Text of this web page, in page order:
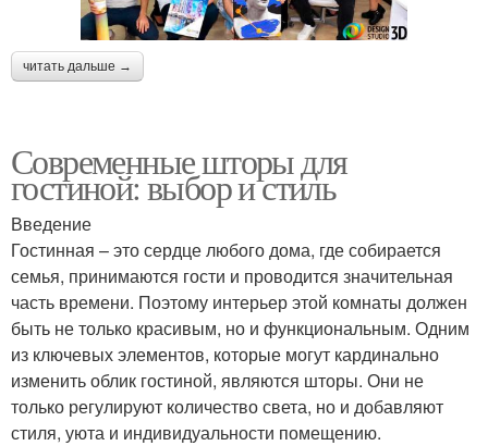
читать дальше →
Современные шторы для
гостиной: выбор и стиль
Введение
Гостинная – это сердце любого дома, где собирается
семья, принимаются гости и проводится значительная
часть времени. Поэтому интерьер этой комнаты должен
быть не только красивым, но и функциональным. Одним
из ключевых элементов, которые могут кардинально
изменить облик гостиной, являются шторы. Они не
только регулируют количество света, но и добавляют
стиля, уюта и индивидуальности помещению.